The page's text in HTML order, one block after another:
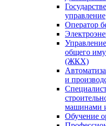
управление
Оператор
общего
(ЖКХ)
и
машинами
Обучение